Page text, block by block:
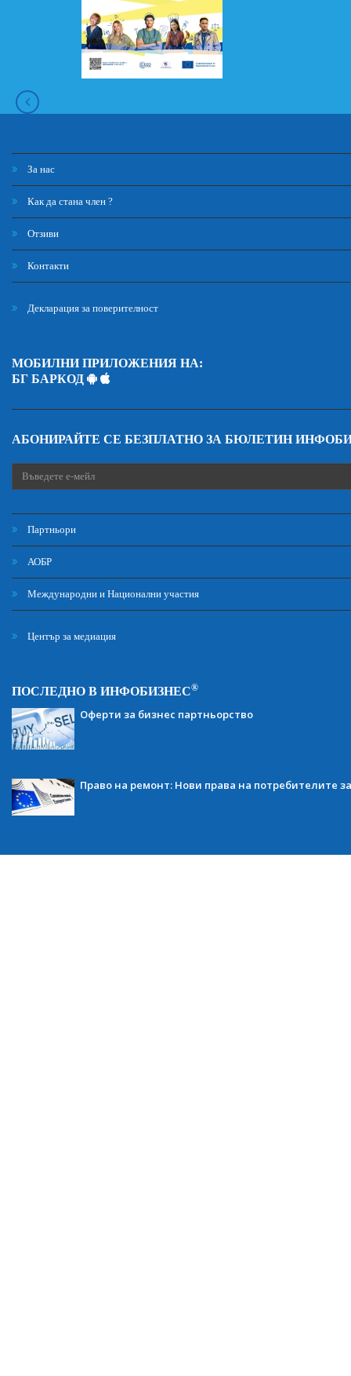
За нас
Как да стана член ?
Отзиви
Контакти
Декларация за поверителност
МОБИЛНИ ПРИЛОЖЕНИЯ НА:
БГ БАРКОД
АБОНИРАЙТЕ СЕ БЕЗПЛАТНО ЗА БЮЛЕТИН
Партньори
АОБР
Международни и Национални участия
Център за медиация
ПОСЛЕДНО В ИНФОБИЗНЕС®
Оферти за бизнес партньорство
Право на ремонт: Нови права на потребителите